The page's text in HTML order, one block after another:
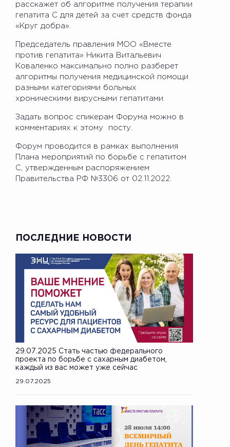
расскажет об алгоритме получения терапии
гепатита С для детей за счет средств фонда
«Круг добра».
Председатель правления МОО «Вместе
против гепатита» Никита Витальевич
Коваленко максимально полно разберет
алгоритмы получения медицинской помощи
разными категориями больных
хроническими вирусными гепатитами.
Задать вопрос спикерам Форума можно в
комментариях к этому посту.
Форум проводится в рамках выполнения
Плана мероприятий по борьбе с гепатитом
С, утвержденным распоряжением
Правительства РФ №3306 от 02.11.2022.
ПОСЛЕДНИЕ НОВОСТИ
29.07.2025 Стать частью федерального
проекта по борьбе с сахарным диабетом,
каждый из вас может уже сейчас
29.07.2025